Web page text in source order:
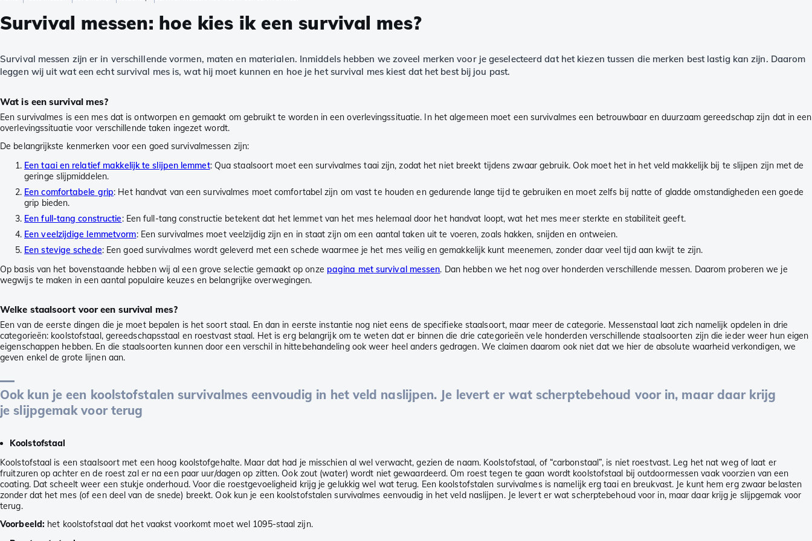
Survival messen: hoe kies ik een survival mes?
Survival messen zijn er in verschillende vormen, maten en materialen. Inmiddels hebben we zoveel merken voor je geselecteerd dat het kiezen tussen die merken best lastig kan zijn. Daarom
leggen wij uit wat een echt survival mes is, wat hij moet kunnen en hoe je het survival mes kiest dat het best bij jou past.
Wat is een survival mes?
Een survivalmes is een mes dat is ontworpen en gemaakt om gebruikt te worden in een overlevingssituatie. In het algemeen moet een survivalmes een betrouwbaar en duurzaam gereedschap zijn dat in een
overlevingssituatie voor verschillende taken ingezet wordt.
De belangrijkste kenmerken voor een goed survivalmessen zijn:
Een taai en relatief makkelijk te slijpen lemmet: Qua staalsoort moet een survivalmes taai zijn, zodat het niet breekt tijdens zwaar gebruik. Ook moet het in het veld makkelijk bij te slijpen zijn met de
geringe slijpmiddelen.
Een comfortabele grip: Het handvat van een survivalmes moet comfortabel zijn om vast te houden en gedurende lange tijd te gebruiken en moet zelfs bij natte of gladde omstandigheden een goede
grip bieden.
Een full-tang constructie: Een full-tang constructie betekent dat het lemmet van het mes helemaal door het handvat loopt, wat het mes meer sterkte en stabiliteit geeft.
Een veelzijdige lemmetvorm: Een survivalmes moet veelzijdig zijn en in staat zijn om een ​​aantal taken uit te voeren, zoals hakken, snijden en ontweien.
Een stevige schede: Een goed survivalmes wordt geleverd met een schede waarmee je het mes veilig en gemakkelijk kunt meenemen, zonder daar veel tijd aan kwijt te zijn.
Op basis van het bovenstaande hebben wij al een grove selectie gemaakt op onze pagina met survival messen. Dan hebben we het nog over honderden verschillende messen. Daarom proberen we je
wegwijs te maken in een aantal populaire keuzes en belangrijke overwegingen.
Welke staalsoort voor een survival mes?
Een van de eerste dingen die je moet bepalen is het soort staal. En dan in eerste instantie nog niet eens de specifieke staalsoort, maar meer de categorie. Messenstaal laat zich namelijk opdelen in drie
categorieën: koolstofstaal, gereedschapsstaal en roestvast staal. Het is erg belangrijk om te weten dat er binnen die drie categorieën vele honderden verschillende staalsoorten zijn die ieder weer hun eigen
eigenschappen hebben. En die staalsoorten kunnen door een verschil in hittebehandeling ook weer heel anders gedragen. We claimen daarom ook niet dat we hier de absolute waarheid verkondigen, we
geven enkel de grote lijnen aan.
Ook kun je een koolstofstalen survivalmes eenvoudig in het veld naslijpen. Je levert er wat scherptebehoud voor in, maar daar krijg
je slijpgemak voor terug
Koolstofstaal
Koolstofstaal is een staalsoort met een hoog koolstofgehalte. Maar dat had je misschien al wel verwacht, gezien de naam. Koolstofstaal, of “carbonstaal”, is niet roestvast. Leg het nat weg of laat er
fruitzuren op achter en de roest zal er na een paar uur/dagen op zitten. Ook zout (water) wordt niet gewaardeerd. Om roest tegen te gaan wordt koolstofstaal bij outdoormessen vaak voorzien van een
coating. Dat scheelt weer een stukje onderhoud. Voor die roestgevoeligheid krijg je gelukkig wel wat terug. Een koolstofstalen survivalmes is namelijk erg taai en breukvast. Je kunt hem erg zwaar belasten
zonder dat het mes (of een deel van de snede) breekt. Ook kun je een koolstofstalen survivalmes eenvoudig in het veld naslijpen. Je levert er wat scherptebehoud voor in, maar daar krijg je slijpgemak voor
terug.
Voorbeeld: het koolstofstaal dat het vaakst voorkomt moet wel 1095-staal zijn.